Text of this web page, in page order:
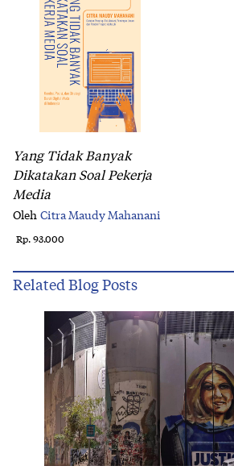
Yang Tidak Banyak
Dikatakan Soal Pekerja
Media
Oleh Citra Maudy Mahanani
Rp. 93.000
Related Blog Posts